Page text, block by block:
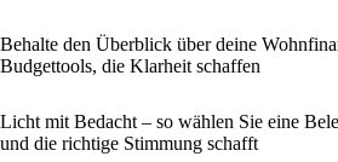
Behalte den Überblick über deine
Budgettools, die Klarheit schaffen
Licht mit Bedacht – so wählen Sie eine
und die richtige Stimmung schafft